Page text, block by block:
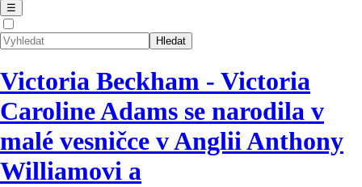
☰
Victoria Beckham - Victoria
Caroline Adams se narodila v
malé vesničce v Anglii Anthony
Williamovi a